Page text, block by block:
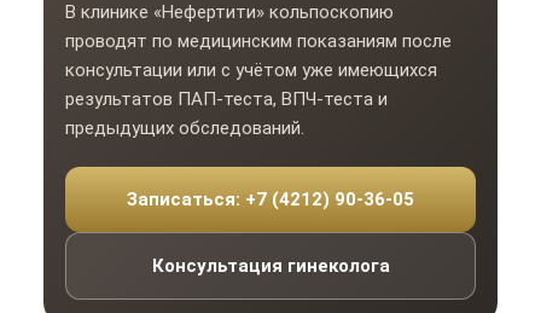
В клинике «Нефертити» кольпоскопию
проводят по медицинским показаниям после
консультации или с учётом уже имеющихся
результатов ПАП-теста, ВПЧ-теста и
предыдущих обследований.
Записаться: +7 (4212) 90-36-05
Консультация гинеколога